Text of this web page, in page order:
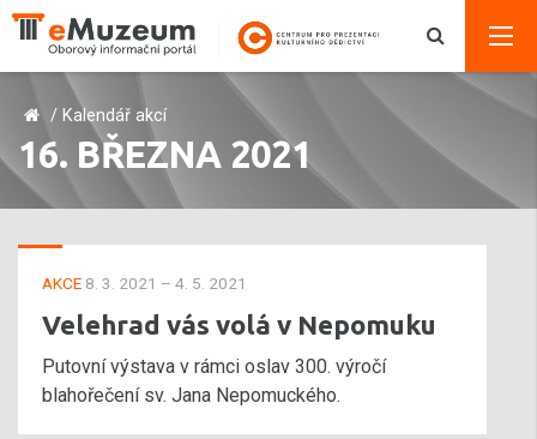
/ Kalendář akcí
16. BŘEZNA 2021
AKCE 8. 3. 2021 – 4. 5. 2021
Velehrad vás volá v Nepomuku
Putovní výstava v rámci oslav 300. výročí
blahořečení sv. Jana Nepomuckého.